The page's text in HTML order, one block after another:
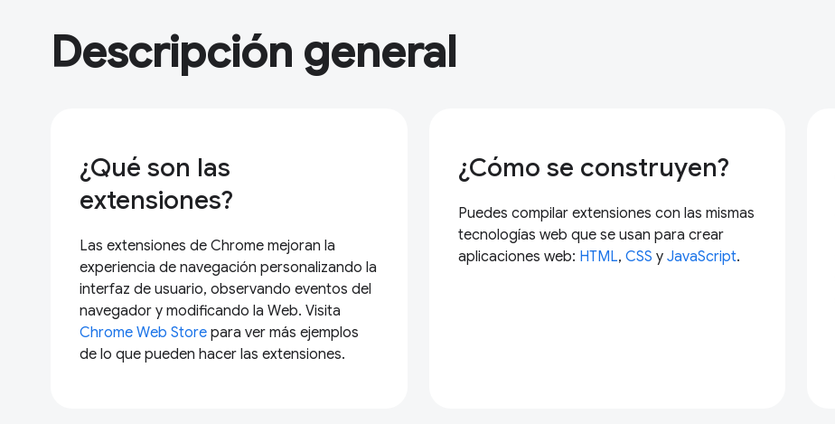
Descripción general
¿Qué son las
extensiones?
Las extensiones de Chrome mejoran la
experiencia de navegación personalizando la
interfaz de usuario, observando eventos del
navegador y modificando la Web. Visita
Chrome Web Store para ver más ejemplos
de lo que pueden hacer las extensiones.
¿Cómo se construyen?
Puedes compilar extensiones con las mismas
tecnologías web que se usan para crear
aplicaciones web: HTML, CSS y JavaScript.